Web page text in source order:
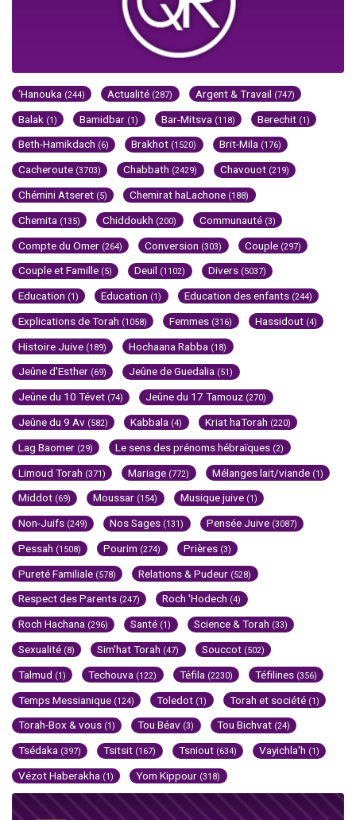
'Hanouka (244) Actualité (287) Argent & Travail (747)
Balak (1) Bamidbar (1) Bar-Mitsva (118) Berechit (1)
Beth-Hamikdach (6) Brakhot (1520) Brit-Mila (176)
Cacheroute (3703) Chabbath (2429) Chavouot (219)
Chémini Atseret (5) Chemirat haLachone (188)
Chemita (135) Chiddoukh (200) Communauté (3)
Compte du Omer (264) Conversion (303) Couple (297)
Couple et Famille (5) Deuil (1102) Divers (5037)
Education (1) Education (1) Education des enfants (244)
Explications de Torah (1058) Femmes (316) Hassidout (4)
Histoire Juive (189) Hochaana Rabba (18)
Jeûne d'Esther (69) Jeûne de Guedalia (51)
Jeûne du 10 Tévet (74) Jeûne du 17 Tamouz (270)
Jeûne du 9 Av (582) Kabbala (4) Kriat haTorah (220)
Lag Baomer (29) Le sens des prénoms hébraïques (2)
Limoud Torah (371) Mariage (772) Mélanges lait/viande (1)
Middot (69) Moussar (154) Musique juive (1)
Non-Juifs (249) Nos Sages (131) Pensée Juive (3087)
Pessah (1508) Pourim (274) Prières (3)
Pureté Familiale (578) Relations & Pudeur (528)
Respect des Parents (247) Roch 'Hodech (4)
Roch Hachana (296) Santé (1) Science & Torah (33)
Sexualité (8) Sim'hat Torah (47) Souccot (502)
Talmud (1) Techouva (122) Téfila (2230) Téfilines (356)
Temps Messianique (124) Toledot (1) Torah et société (1)
Torah-Box & vous (1) Tou Béav (3) Tou Bichvat (24)
Tsédaka (397) Tsitsit (167) Tsniout (634) Vayichla'h (1)
Vézot Haberakha (1) Yom Kippour (318)